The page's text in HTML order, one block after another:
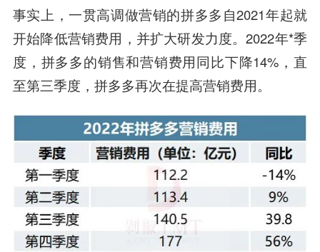
事实上，一贯高调做营销的拼多多自2021年起就
开始降低营销费用，并扩大研发力度。2022年*季
度，拼多多的销售和营销费用同比下降14%，直
至第三季度，拼多多再次在提高营销费用。